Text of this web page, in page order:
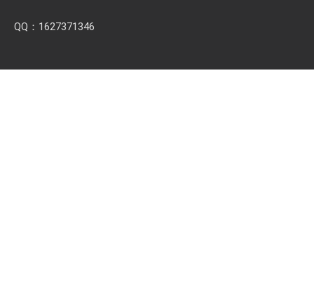
QQ：1627371346